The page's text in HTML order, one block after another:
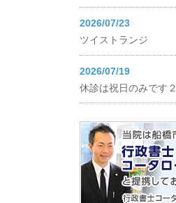
2026/07/23
ツイストランジ
2026/07/19
休診は祝日のみです２